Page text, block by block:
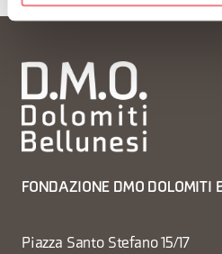
FONDAZIONE DMO DOLOMITI
Piazza Santo Stefano 15/17